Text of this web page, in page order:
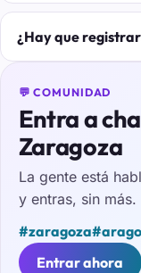
¿Hay que
💬 COMUNIDAD
Entra a
Zaragoza
La gente está
y entras, sin más.
#zaragoza
Entrar ahora